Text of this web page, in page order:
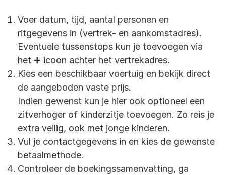
Voer datum, tijd, aantal personen en
ritgegevens in (vertrek- en aankomstadres).
Eventuele tussenstops kun je toevoegen via
het ➕ icoon achter het vertrekadres.
Kies een beschikbaar voertuig en bekijk direct
de aangeboden vaste prijs.
Indien gewenst kun je hier ook optioneel een
zitverhoger of kinderzitje toevoegen. Zo reis je
extra veilig, ook met jonge kinderen.
Vul je contactgegevens in en kies de gewenste
betaalmethode.
Controleer de boekingssamenvatting, ga